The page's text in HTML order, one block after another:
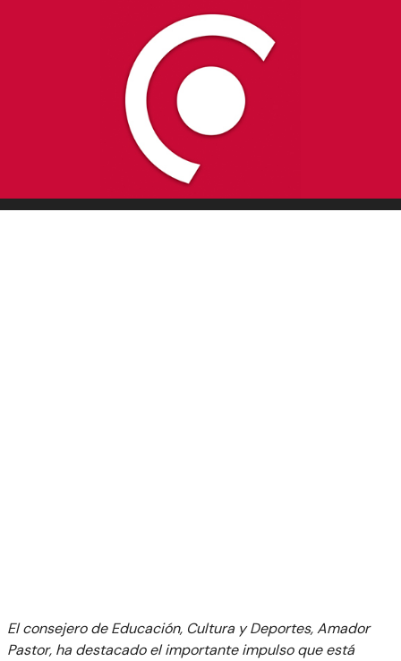
El consejero de Educación, Cultura y Deportes, Amador
Pastor, ha destacado el importante impulso que está